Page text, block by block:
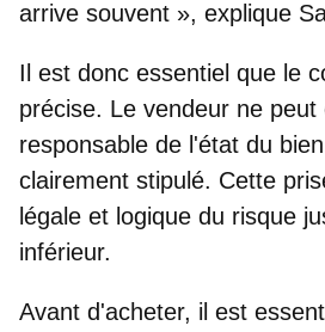
arrive souvent », explique
Il est donc essentiel que le
précise. Le vendeur ne peut
responsable de l'état du
clairement stipulé. Cette
légale et logique du risque
inférieur.
Avant d'acheter, il est